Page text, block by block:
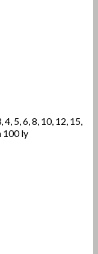
5, 6, 8, 10, 12, 15,
100 ly